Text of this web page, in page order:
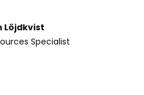
Löjdkvist
Specialist